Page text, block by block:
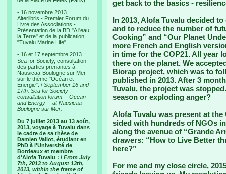
- 16 novembre 2013 :
Alterlibris - Premier Forum du
Livre des Associations -
Présentation de la BD "A l'eau,
la Terre" et de la publication
"Tuvalu Marine Life".
- 16 et 17 septembre 2013 :
Sea for Society, consultation
des parties prenantes à
Nausicaa-Boulogne sur Mer
sur le thème "Océan et
Energie". / September 16 and
17th: Sea for Society
consultation forum - "Ocean
and Energy" - at Nausicaa-
Boulogne sur Mer.
Du 7 juillet 2013 au 13 août,
2013, voyage à Tuvalu dans
le cadre de sa thèse de
Damien Vallot, étudiant en
PhD à l'Université de
Bordeaux et membre
d'Alofa Tuvalu : / From July
7th, 2013 to August 13th,
2013, within the frame of
get back to the basics -
In 2013, Alofa Tuvalu decided
and to reduce the number of
Cooking” and “Our Planet
more French and English
in time for the COP21. All year
there on the planet. We
Biorap project, which was to
published in 2013. After 3
Tuvalu, the project was
season or exploding anger?
Alofa Tuvalu was present at
sided with hundreds of NGOs
along the avenue of “Grande
drawers: “How to Live Better
here?”
For me and my close circle,